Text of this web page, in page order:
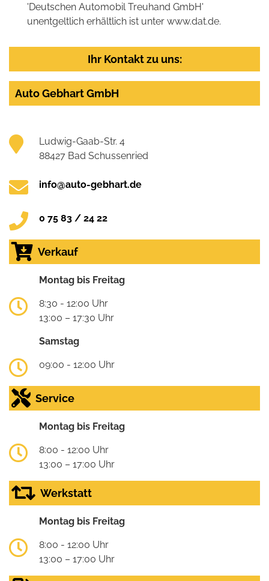
'Deutschen Automobil Treuhand GmbH'
unentgeltlich erhältlich ist unter www.dat.de.
Ihr Kontakt zu uns:
Auto Gebhart GmbH
Ludwig-Gaab-Str. 4
88427 Bad Schussenried
info@auto-gebhart.de
0 75 83 / 24 22
Verkauf
Montag bis Freitag
8:30 - 12:00 Uhr
13:00 – 17:30 Uhr
Samstag
09:00 - 12:00 Uhr
Service
Montag bis Freitag
8:00 - 12:00 Uhr
13:00 – 17:00 Uhr
Werkstatt
Montag bis Freitag
8:00 - 12:00 Uhr
13:00 – 17:00 Uhr